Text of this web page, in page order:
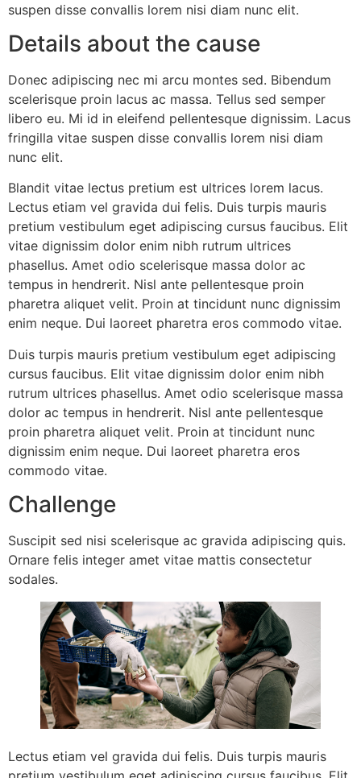
suspen disse convallis lorem nisi diam nunc elit.
Details about the cause
Donec adipiscing nec mi arcu montes sed. Bibendum
scelerisque proin lacus ac massa. Tellus sed semper
libero eu. Mi id in eleifend pellentesque dignissim. Lacus
fringilla vitae suspen disse convallis lorem nisi diam
nunc elit.
Blandit vitae lectus pretium est ultrices lorem lacus.
Lectus etiam vel gravida dui felis. Duis turpis mauris
pretium vestibulum eget adipiscing cursus faucibus. Elit
vitae dignissim dolor enim nibh rutrum ultrices
phasellus. Amet odio scelerisque massa dolor ac
tempus in hendrerit. Nisl ante pellentesque proin
pharetra aliquet velit. Proin at tincidunt nunc dignissim
enim neque. Dui laoreet pharetra eros commodo vitae.
Duis turpis mauris pretium vestibulum eget adipiscing
cursus faucibus. Elit vitae dignissim dolor enim nibh
rutrum ultrices phasellus. Amet odio scelerisque massa
dolor ac tempus in hendrerit. Nisl ante pellentesque
proin pharetra aliquet velit. Proin at tincidunt nunc
dignissim enim neque. Dui laoreet pharetra eros
commodo vitae.
Challenge
Suscipit sed nisi scelerisque ac gravida adipiscing quis.
Ornare felis integer amet vitae mattis consectetur
sodales.
Lectus etiam vel gravida dui felis. Duis turpis mauris